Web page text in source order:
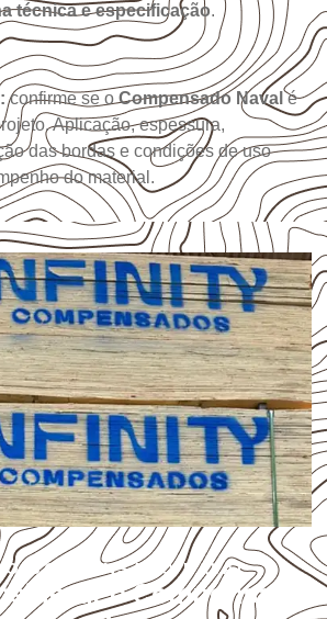
técnica e especificação.
confirme se oCompensado Naval é
Aplicação, espessura,
das bordas e condições de uso
do material.
COMPENSADO NAVAL
o Compensado